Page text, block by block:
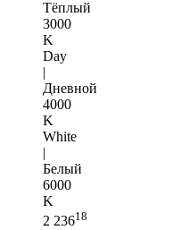
Тёплый
3000
K
Day
|
Дневной
4000
K
White
|
Белый
6000
K
2 23618